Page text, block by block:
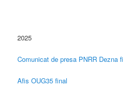
2025
Comunicat de presa PNRR Dezna
Afis OUG35 final